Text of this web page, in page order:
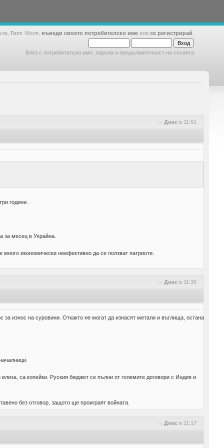
Гост . Моля, въведи своето потребителско име или се регистрирай
Влез с потребителско име, парола и продължителност на сесията
-: Днес в 11:51
години.
за месец в Украйна.
икономически неефективно да се ползват патриоти.
-: Днес в 11:35
износ на суровини. Откакто не могат да изнасят метали и въглища, остана
са копейки. Руския бюджет се пълни от големите договори с Индия и
без отговор, защото ще проиграят войната.
-: Днес в 11:17